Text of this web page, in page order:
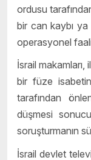
ordusu
bir can kaybı ya
operasyonel
İsrail
bir füze
tarafından
düşmesi
soruşturmanın
İsrail devlet